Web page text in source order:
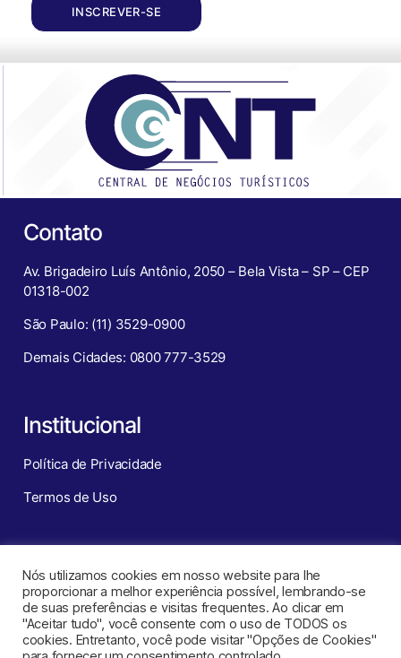
INSCREVER-SE
Contato
Av. Brigadeiro Luís Antônio, 2050 – Bela Vista – SP – CEP
01318-002
São Paulo: (11) 3529-0900
Demais Cidades: 0800 777-3529
Institucional
Política de Privacidade
Termos de Uso
Redes Sociais
Nós utilizamos cookies em nosso website para lhe
proporcionar a melhor experiência possível, lembrando-se
de suas preferências e visitas frequentes. Ao clicar em
"Aceitar tudo", você consente com o uso de TODOS os
cookies. Entretanto, você pode visitar "Opções de Cookies"